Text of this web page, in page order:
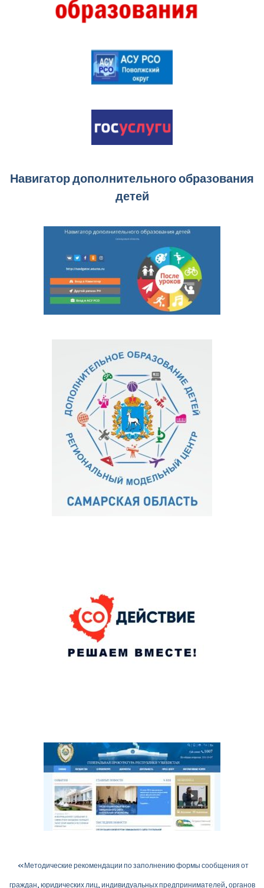
Навигатор дополнительного образования
детей
«Методические рекомендации по заполнению формы сообщения от
граждан, юридических лиц, индивидуальных предпринимателей, органов